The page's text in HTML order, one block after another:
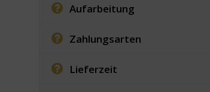
Aufarbeitung
Zahlungsarten
Lieferzeit